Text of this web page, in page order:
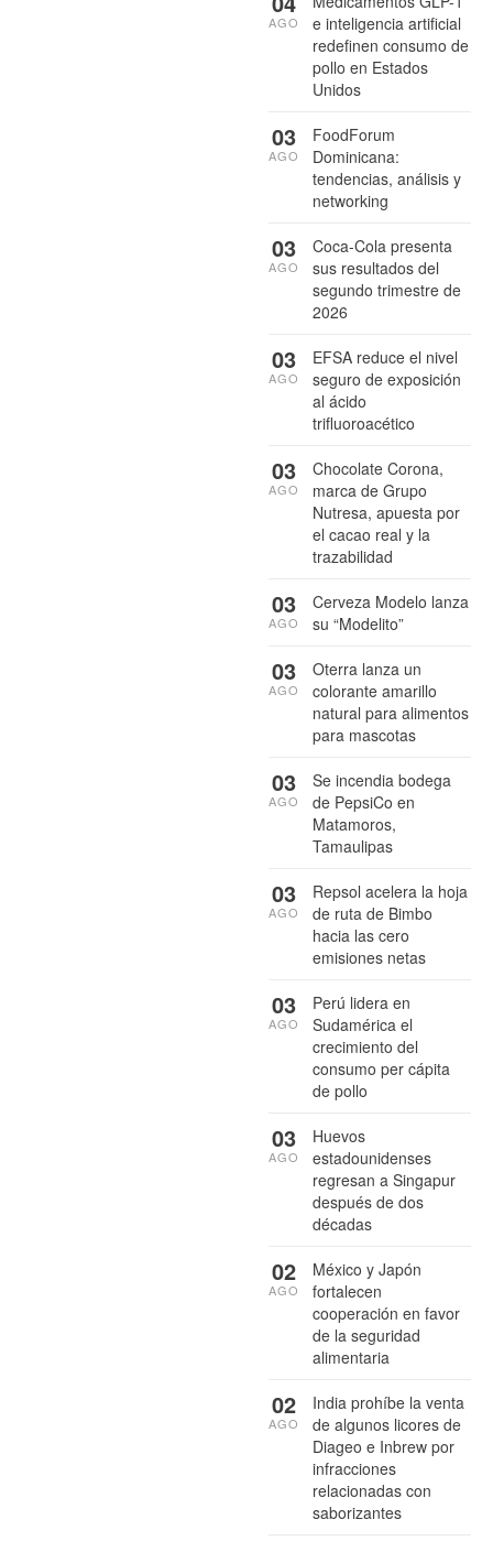
e inteligencia artificial
redefinen consumo de
pollo en Estados
Unidos
AGO
FoodForum
Dominicana:
tendencias, análisis y
networking
03
AGO
Coca-Cola presenta
sus resultados del
segundo trimestre de
2026
03
AGO
EFSA reduce el nivel
seguro de exposición
al ácido
trifluoroacético
03
AGO
Chocolate Corona,
marca de Grupo
Nutresa, apuesta por
el cacao real y la
trazabilidad
03
AGO
Cerveza Modelo lanza
su “Modelito”
03
AGO
Oterra lanza un
colorante amarillo
natural para alimentos
para mascotas
03
AGO
Se incendia bodega
de PepsiCo en
Matamoros,
Tamaulipas
03
AGO
Repsol acelera la hoja
de ruta de Bimbo
hacia las cero
emisiones netas
03
AGO
Perú lidera en
Sudamérica el
crecimiento del
consumo per cápita
de pollo
03
AGO
Huevos
estadounidenses
regresan a Singapur
después de dos
décadas
03
AGO
México y Japón
fortalecen
cooperación en favor
de la seguridad
alimentaria
02
AGO
India prohíbe la venta
de algunos licores de
Diageo e Inbrew por
infracciones
relacionadas con
saborizantes
02
AGO